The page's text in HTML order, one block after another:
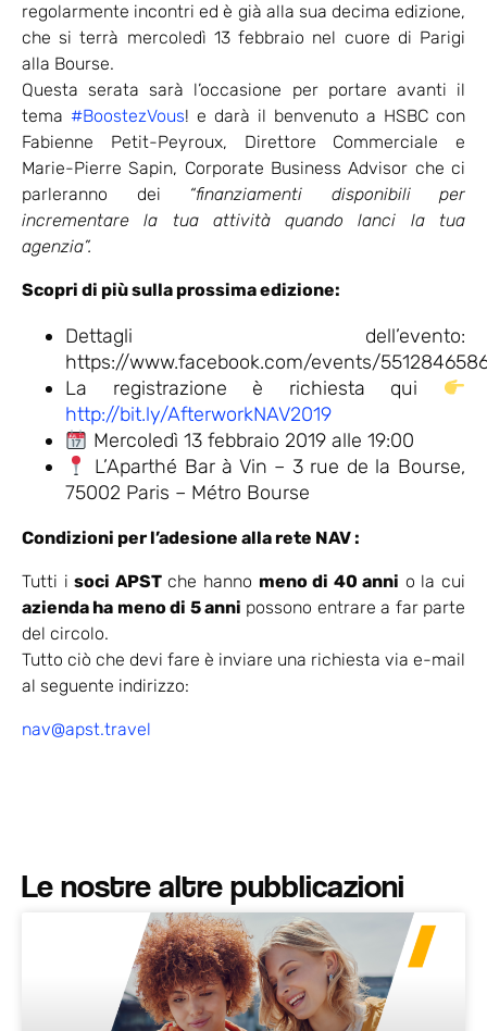
regolarmente incontri ed è già alla sua decima edizione,
che si terrà mercoledì 13 febbraio nel cuore di Parigi
alla Bourse.
Questa serata sarà l’occasione per portare avanti il
tema #BoostezVous! e darà il benvenuto a HSBC con
Fabienne Petit-Peyroux, Direttore Commerciale e
Marie-Pierre Sapin, Corporate Business Advisor che ci
parleranno dei “finanziamenti disponibili per
incrementare la tua attività quando lanci la tua
agenzia”.
Scopri di più sulla prossima edizione:
Dettagli dell’evento:
https://www.facebook.com/events/
La registrazione è richiesta qui
http://bit.ly/AfterworkNAV2019
Mercoledì 13 febbraio 2019 alle 19:00
L’Aparthé Bar à Vin – 3 rue de la Bourse,
75002 Paris – Métro Bourse
Condizioni per l’adesione alla rete NAV :
Tutti isoci APSTche hanno meno di 40 anni o la cui
azienda ha meno di 5 anni possono entrare a far parte
del circolo.
Tutto ciò che devi fare è inviare una richiesta via e-mail
al seguente indirizzo:
nav@apst.travel
Le nostre altre pubblicazioni